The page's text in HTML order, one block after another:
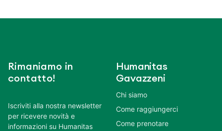
Rimaniamo in
contatto!
Iscriviti alla nostra newsletter
per ricevere novità e
informazioni su Humanitas
Humanitas
Gavazzeni
Chi siamo
Come raggiungerci
Come prenotare